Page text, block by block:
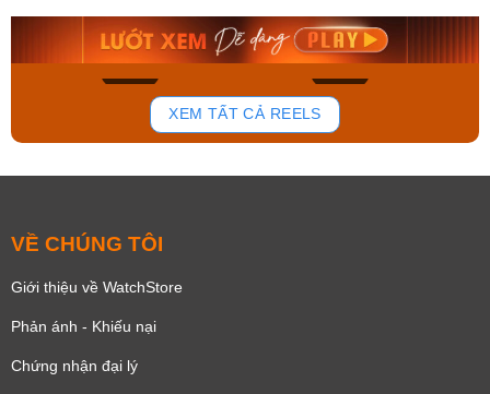
764
Mua ngay Mua ngay
XEM TẤT CẢ REELS
VỀ CHÚNG TÔI
Giới thiệu về WatchStore
Phản ánh - Khiếu nại
Chứng nhận đại lý